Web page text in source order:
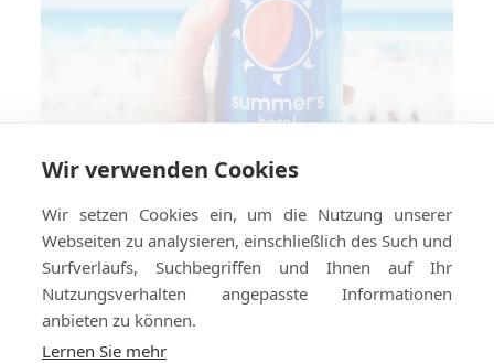
Cool bleiben: Sommerreisetipps für
Sauerstoffnutzer
Wir verwenden Cookies
Wir setzen Cookies ein, um die Nutzung unserer
Webseiten zu analysieren, einschließlich des Such und
Surfverlaufs, Suchbegriffen und Ihnen auf Ihr
Nutzungsverhalten angepasste Informationen
anbieten zu können.
Lernen Sie mehr